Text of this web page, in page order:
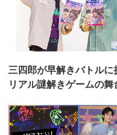
三四郎が早解きバトルに
リアル謎解きゲームの